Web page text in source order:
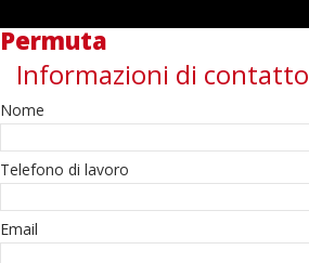
Permuta
Informazioni di contatto
Nome
Telefono di lavoro
Email